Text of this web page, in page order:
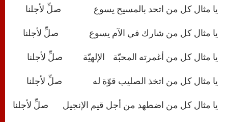
يا مثال كل من اتحد بالمسيح يسوع صلِّ لأجلنا
يا مثال كل من شارك في الآم يسوع صلِّ لأجلنا
يا مثال كل من أغمرته المحبّة الإلهيّة صلِّ لأجلنا
يا مثال كل من اتخذ الصليب قوّة له صلِّ لأجلنا
يا مثال كل من اضطهد من أجل قيم الإنجيل صلِّ لأجلنا